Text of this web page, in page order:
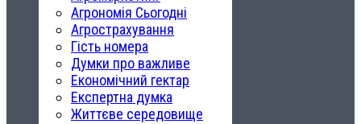
Агрономія Сьогодні
Агрострахування
Гість номера
Думки про важливе
Економічний гектар
Експертна думка
Життєве середовище